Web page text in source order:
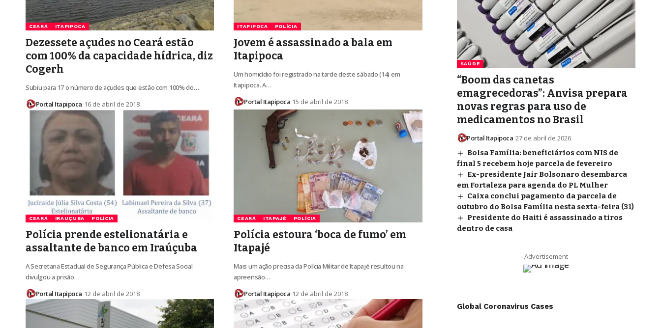
CEARÁ ITAPIPOCA
Dezessete açudes no Ceará estão
com 100% da capacidade hídrica, diz
Cogerh
Subiu para 17 o número de açudes que estão com 100% do…
Portal Itapipoca 16 de abril de 2018
ITAPIPOCA POLÍCIA
Jovem é assassinado a bala em
Itapipoca
Um homicídio foi registrado na tarde deste sábado (14) em
Itapipoca. A…
Portal Itapipoca 15 de abril de 2018
CEARÁ IRAUÇUBA POLÍCIA
Polícia prende estelionatária e
assaltante de banco em Iraúçuba
A Secretaria Estadual de Segurança Pública e Defesa Social
divulgou a prisão…
Portal Itapipoca 12 de abril de 2018
CEARÁ ITAPAJÉ POLÍCIA
Polícia estoura ‘boca de fumo’ em
Itapajé
Mais um ação precisa da Polícia Militar de Itapajé resultou na
apreensão…
Portal Itapipoca 12 de abril de 2018
SAÚDE
“Boom das canetas
emagrecedoras”: Anvisa prepara
novas regras para uso de
medicamentos no Brasil
Portal Itapipoca 27 de abril de 2026
Bolsa Família: beneficiários com NIS de
final 5 recebem hoje parcela de fevereiro
Ex-presidente Jair Bolsonaro desembarca
em Fortaleza para agenda do PL Mulher
Caixa conclui pagamento da parcela de
outubro do Bolsa Família nesta sexta-feira (31)
Presidente do Haiti é assassinado a tiros
dentro de casa
- Advertisement -
Global Coronavirus Cases